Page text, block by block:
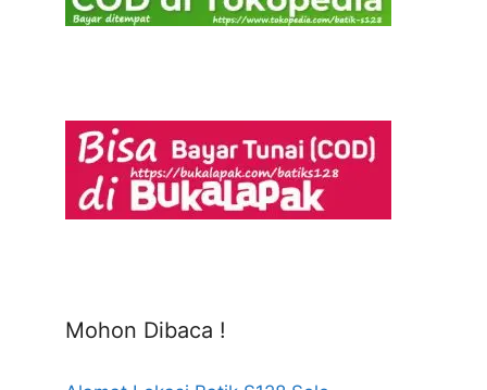
Mohon Dibaca !